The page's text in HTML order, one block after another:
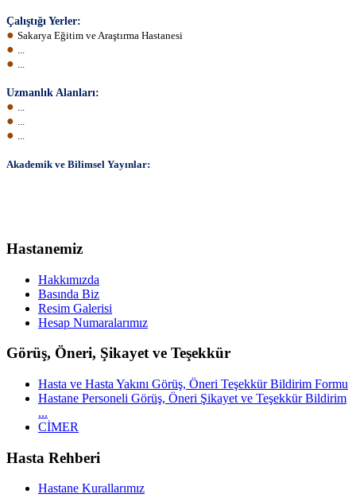
Çalıştığı Yerler:
● Sakarya Eğitim ve Araştırma Hastanesi
● ...
● ...
Uzmanlık Alanları:
● ...
● ...
● ...
Akademik ve Bilimsel Yayınlar:
Hastanemiz
Hakkımızda
Basında Biz
Resim Galerisi
Hesap Numaralarımız
Görüş, Öneri, Şikayet ve Teşekkür
Hasta ve Hasta Yakını Görüş, Öneri Teşekkür Bildirim Formu
Hastane Personeli Görüş, Öneri Şikayet ve Teşekkür Bildirim
...
CİMER
Hasta Rehberi
Hastane Kurallarımız